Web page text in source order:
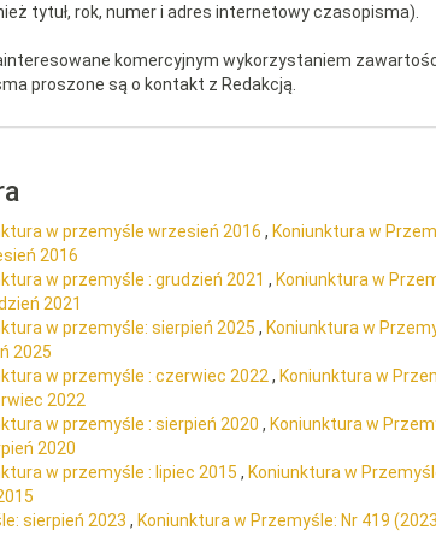
tytuł, rok, numer i adres internetowy czasopisma).
komercyjnym wykorzystaniem
proszone są o kontakt z Redakcją.
w przemyśle wrzesień 2016 , Koniunktura w
2016
w przemyśle : grudzień 2021 , Koniunktura w
2021
w przemyśle: sierpień 2025 , Koniunktura w
2025
w przemyśle : czerwiec 2022 , Koniunktura w
2022
w przemyśle : sierpień 2020 , Koniunktura w
2020
w przemyśle : lipiec 2015 , Koniunktura w
sierpień 2023 , Koniunktura w Przemyśle: Nr 419